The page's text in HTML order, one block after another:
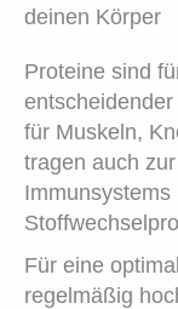
deinen Körper
Proteine sind
für Muskeln,
tragen auch
Für eine
regelmäßig